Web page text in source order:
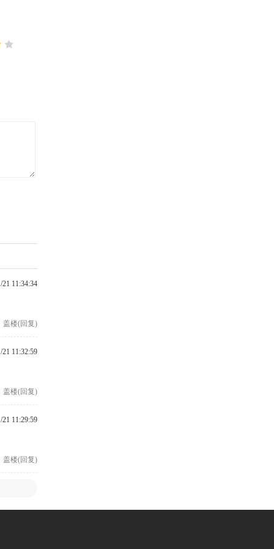
21 11:34:34
盖楼(回复)
21 11:32:59
盖楼(回复)
21 11:29:59
盖楼(回复)